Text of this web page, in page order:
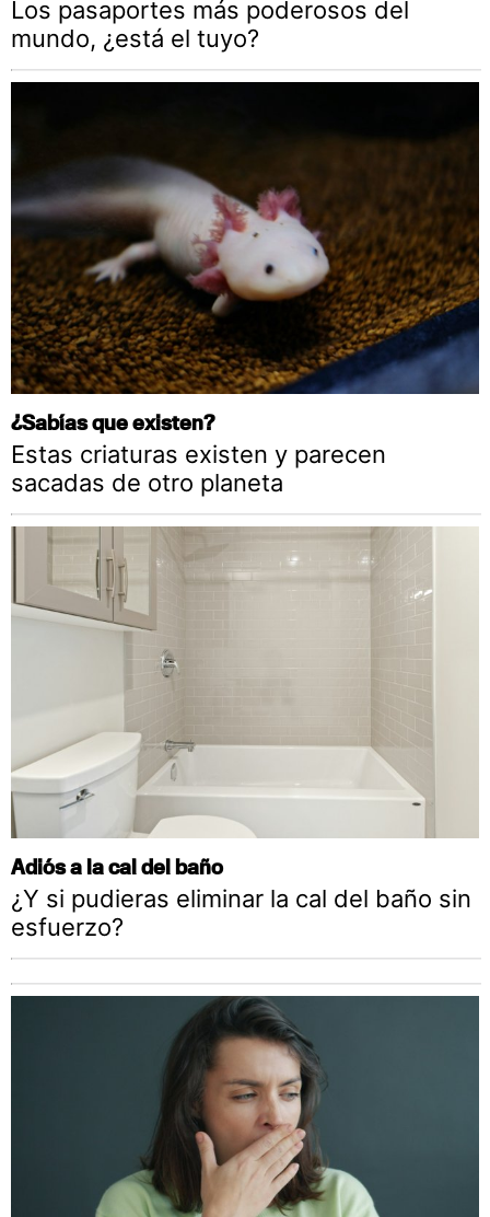
Los pasaportes más poderosos del
mundo, ¿está el tuyo?
¿Sabías que existen?
Estas criaturas existen y parecen
sacadas de otro planeta
Adiós a la cal del baño
¿Y si pudieras eliminar la cal del baño sin
esfuerzo?